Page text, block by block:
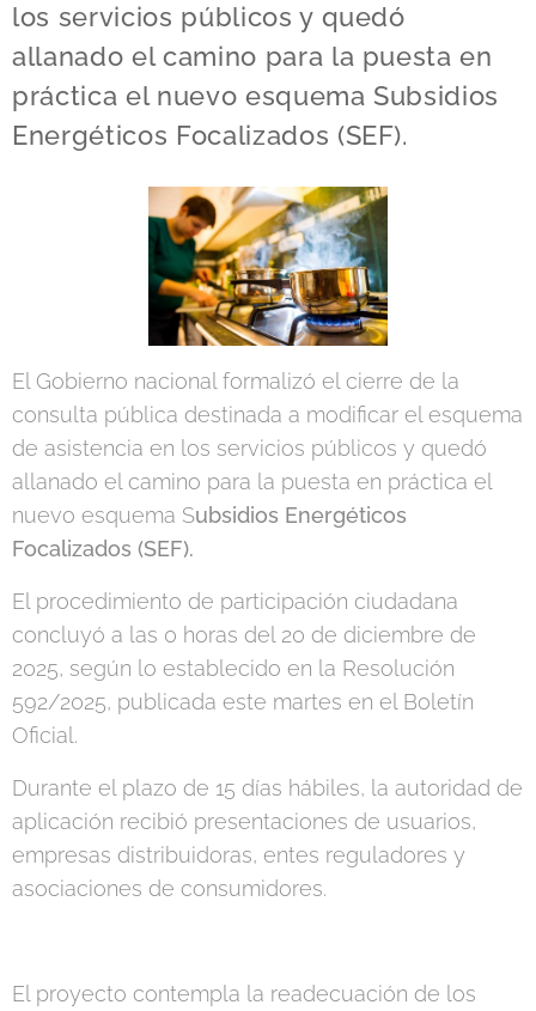
los servicios públicos y quedó
allanado el camino para la puesta en
práctica el nuevo esquema Subsidios
Energéticos Focalizados (SEF).
El Gobierno nacional formalizó el cierre de la
consulta pública destinada a modificar el esquema
de asistencia en los servicios públicos y quedó
allanado el camino para la puesta en práctica el
nuevo esquema Subsidios Energéticos
Focalizados (SEF).
El procedimiento de participación ciudadana
concluyó a las 0 horas del 20 de diciembre de
2025, según lo establecido en la Resolución
592/2025, publicada este martes en el Boletín
Oficial.
Durante el plazo de 15 días hábiles, la autoridad de
aplicación recibió presentaciones de usuarios,
empresas distribuidoras, entes reguladores y
asociaciones de consumidores.
El proyecto contempla la readecuación de los